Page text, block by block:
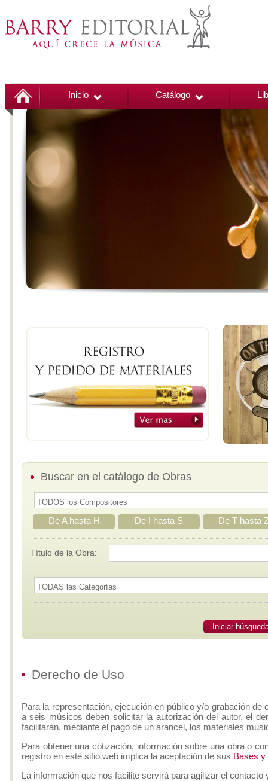
Inicio Catálogo
Buscar en el catálogo de Obras
De A hasta H De I hasta S De T hasta
Título de la Obra:
Iniciar
Derecho de Uso
Para la representación, ejecución en público y/o grabación
a seis músicos deben solicitar la autorización del autor, el
facilitaran, mediante el pago de un arancel, los materiales
Para obtener una cotización, información sobre una obra o
registro en este sitio web implica la aceptación de sus Bases y
La información que nos facilite servirá para agilizar el